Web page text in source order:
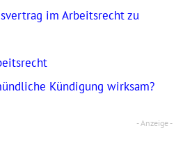
im Arbeitsrecht zu
Kündigung wirksam?